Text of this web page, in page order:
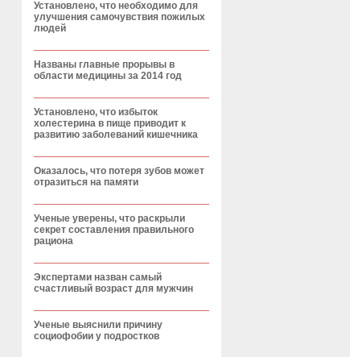
Установлено, что необходимо для
улучшения самочувствия пожилых
людей
Названы главные прорывы в
области медицины за 2014 год
Установлено, что избыток
холестерина в пище приводит к
развитию заболеваний кишечника
Оказалось, что потеря зубов может
отразиться на памяти
Ученые уверены, что раскрыли
секрет составления правильного
рациона
Экспертами назван самый
счастливый возраст для мужчин
Ученые выяснили причину
социофобии у подростков